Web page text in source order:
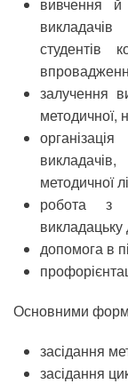
залучення
методичної,
методичної
робота з
викладацьку
допомога в
Основними
засідання
засідання